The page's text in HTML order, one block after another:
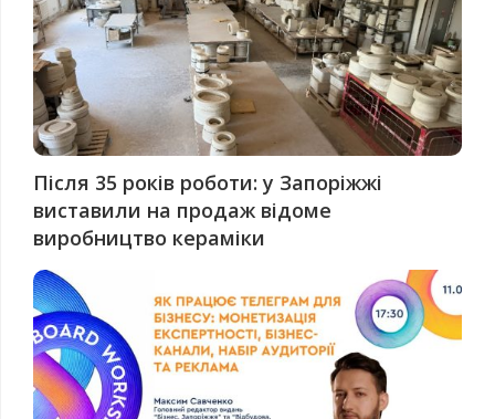
Після 35 років роботи: у Запоріжжі
виставили на продаж відоме
виробництво кераміки